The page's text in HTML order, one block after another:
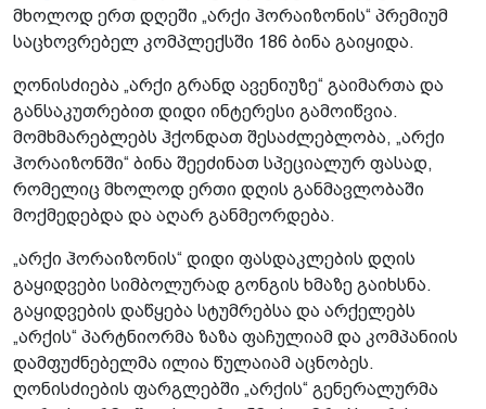
მხოლოდ ერთ დღეში „არქი ჰორაიზონის“ პრემიუმ
საცხოვრებელ კომპლექსში 186 ბინა გაიყიდა.
ღონისძიება „არქი გრანდ ავენიუზე“ გაიმართა და
განსაკუთრებით დიდი ინტერესი გამოიწვია.
მომხმარებლებს ჰქონდათ შესაძლებლობა, „არქი
ჰორაიზონში“ ბინა შეეძინათ სპეციალურ ფასად,
რომელიც მხოლოდ ერთი დღის განმავლობაში
მოქმედებდა და აღარ განმეორდება.
„არქი ჰორაიზონის“ დიდი ფასდაკლების დღის
გაყიდვები სიმბოლურად გონგის ხმაზე გაიხსნა.
გაყიდვების დაწყება სტუმრებსა და არქელებს
„არქის“ პარტნიორმა ზაზა ფაჩულიამ და კომპანიის
დამფუძნებელმა ილია წულაიამ აცნობეს.
ღონისძიების ფარგლებში „არქის“ გენერალურმა